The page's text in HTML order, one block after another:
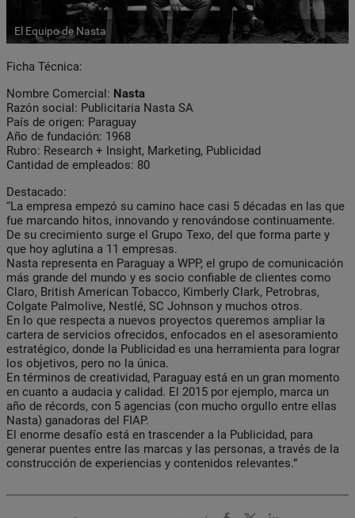
El Equipo de Nasta
Ficha Técnica:
Nombre Comercial: Nasta
Razón social: Publicitaria Nasta SA
País de origen: Paraguay
Año de fundación: 1968
Rubro: Research + Insight, Marketing, Publicidad
Cantidad de empleados: 80
Destacado:
“La empresa empezó su camino hace casi 5 décadas en las que
fue marcando hitos, innovando y renovándose continuamente.
De su crecimiento surge el Grupo Texo, del que forma parte y
que hoy aglutina a 11 empresas.
Nasta representa en Paraguay a WPP, el grupo de comunicación
más grande del mundo y es socio confiable de clientes como
Claro, British American Tobacco, Kimberly Clark, Petrobras,
Colgate Palmolive, Nestlé, SC Johnson y muchos otros.
En lo que respecta a nuevos proyectos queremos ampliar la
cartera de servicios ofrecidos, enfocados en el asesoramiento
estratégico, donde la Publicidad es una herramienta para lograr
los objetivos, pero no la única.
En términos de creatividad, Paraguay está en un gran momento
en cuanto a audacia y calidad. El 2015 por ejemplo, marca un
año de récords, con 5 agencias (con mucho orgullo entre ellas
Nasta) ganadoras del FIAP.
El enorme desafío está en trascender a la Publicidad, para
generar puentes entre las marcas y las personas, a través de la
construcción de experiencias y contenidos relevantes.”